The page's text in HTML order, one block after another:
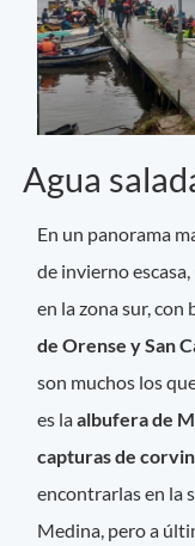
Agua
En un panorama
de invierno escasa,
en la zona sur,
de Orense y San
son muchos los
es laalbufera de
capturas de
encontrarlas en la
Medina, pero a